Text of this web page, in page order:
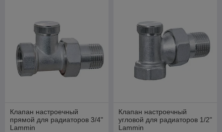
Клапан настроечный
прямой для радиаторов 3/4"
Lammin
Клапан настроечный
угловой для радиаторов 1/2"
Lammin